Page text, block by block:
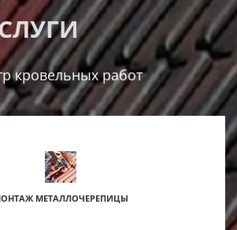
кровельных работ
МЕТАЛЛОЧЕРЕПИЦЫ